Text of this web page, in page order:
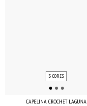
3 CORES
CAPELINA CROCHET LAGUNA